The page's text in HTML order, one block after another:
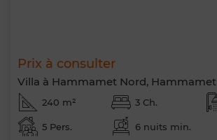
Prix à consulter
Villa à Hammamet Nord, Hammamet
240 m² 3 Ch.
5 Pers. 6 nuits min.